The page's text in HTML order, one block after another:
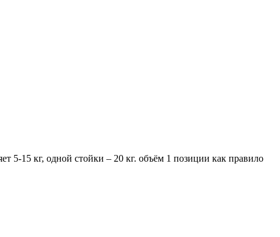
5-15 кг, одной стойки – 20 кг. объём 1 позиции как правило